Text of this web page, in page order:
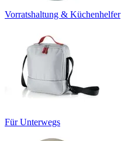
Vorratshaltung & Küchenhelfer
Für Unterwegs